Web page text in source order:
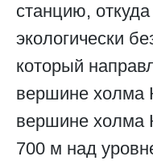
станцию,
экологически
который
вершине холма
вершине холма
700 м над